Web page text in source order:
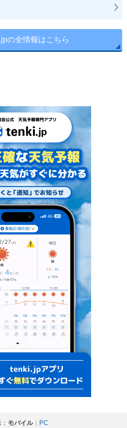
の全情報はこちら
モバイル｜ PC